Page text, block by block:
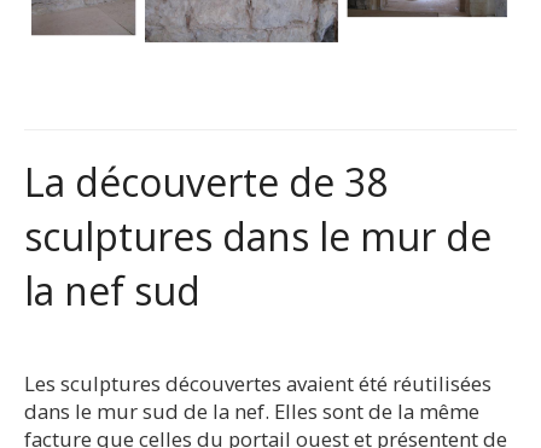
La découverte de 38
sculptures dans le mur de
la nef sud
Les sculptures découvertes avaient été réutilisées
dans le mur sud de la nef. Elles sont de la même
facture que celles du portail ouest et présentent de